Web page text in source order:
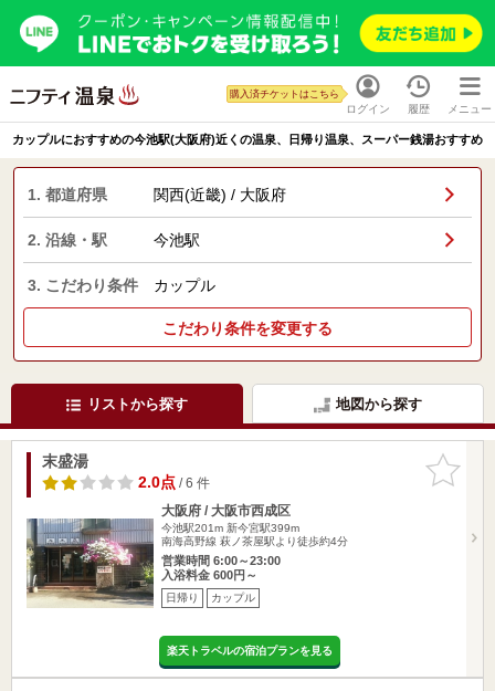
ログイン
購入済チケットはこちら
履歴 メニュー
カップルにおすすめの今池駅(大阪府)近くの温泉、日帰り温泉、スーパー銭湯おすすめ
1. 都道府県 関西(近畿) / 大阪府
2. 沿線・駅 今池駅
3. こだわり条件 カップル
こだわり条件を変更する
リストから探す 地図から探す
お気に入
りに追加
末盛湯
2.0点/ 6 件
大阪府 / 大阪市西成区
今池駅201m 新今宮駅399m
南海高野線 萩ノ茶屋駅より徒歩約4分
営業時間 6:00～23:00
入浴料金 600円～
日帰り カップル
楽天トラベルの宿泊プランを見る